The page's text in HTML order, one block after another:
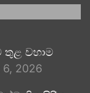
තුළ වහාම
6, 2026